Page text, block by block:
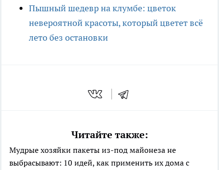
Пышный шедевр на клумбе: цветок
невероятной красоты, который цветет всё
лето без остановки
Читайте также:
Мудрые хозяйки пакеты из-под майонеза не
выбрасывают: 10 идей, как применить их дома с